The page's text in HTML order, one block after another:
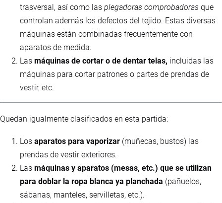
trasversal, así como las plegadoras comprobadoras que
controlan además los defectos del tejido. Estas diversas
máquinas están combinadas frecuentemente con
aparatos de medida.
Las máquinas de cortar o de dentar telas, incluidas las
máquinas para cortar patrones o partes de prendas de
vestir, etc.
Quedan igualmente clasificados en esta partida:
Los aparatos para vaporizar (muñecas, bustos) las
prendas de vestir exteriores.
Las máquinas y aparatos (mesas, etc.) que se utilizan
para doblar la ropa blanca ya planchada (pañuelos,
sábanas, manteles, servilletas, etc.).